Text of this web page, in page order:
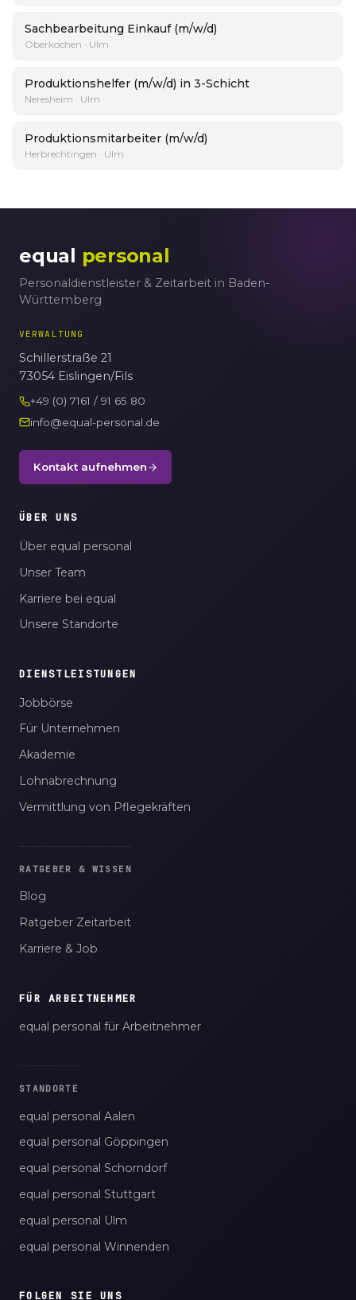
Sachbearbeitung Einkauf (m/w/d)
Oberkochen · Ulm
Produktionshelfer (m/w/d) in 3-Schicht
Neresheim · Ulm
Produktionsmitarbeiter (m/w/d)
Herbrechtingen · Ulm
equal personal
Personaldienstleister & Zeitarbeit in Baden-
Württemberg
VERWALTUNG
Schillerstraße 21
73054 Eislingen/Fils
+49 (0) 7161 / 91 65 80
info@equal-personal.de
Kontakt aufnehmen
ÜBER UNS
Über equal personal
Unser Team
Karriere bei equal
Unsere Standorte
DIENSTLEISTUNGEN
Jobbörse
Für Unternehmen
Akademie
Lohnabrechnung
Vermittlung von Pflegekräften
RATGEBER & WISSEN
Blog
Ratgeber Zeitarbeit
Karriere & Job
FÜR ARBEITNEHMER
equal personal für Arbeitnehmer
STANDORTE
equal personal Aalen
equal personal Göppingen
equal personal Schorndorf
equal personal Stuttgart
equal personal Ulm
equal personal Winnenden
FOLGEN SIE UNS